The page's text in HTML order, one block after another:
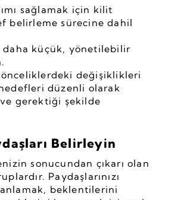
sağlamak için kilit
belirleme sürecine dahil
küçük, yönetilebilir
değişiklikleri
düzenli olarak
gerektiği şekilde
Belirleyin
sonucundan çıkarı olan
Paydaşlarınızı
beklentilerini